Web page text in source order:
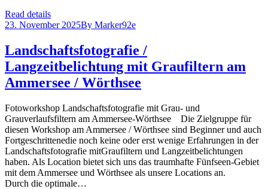
Read details
23. November 2025By Marker92e
Landschaftsfotografie /
Langzeitbelichtung mit Graufiltern am
Ammersee / Wörthsee
Fotoworkshop Landschaftsfotografie mit Grau- und
Grauverlaufsfiltern am Ammersee-Wörthsee Die Zielgruppe für
diesen Workshop am Ammersee / Wörthsee sind Beginner und auch
Fortgeschrittenedie noch keine oder erst wenige Erfahrungen in der
Landschaftsfotografie mitGraufiltern und Langzeitbelichtungen
haben. Als Location bietet sich uns das traumhafte Fünfseen-Gebiet
mit dem Ammersee und Wörthsee als unsere Locations an.
Durch die optimale…